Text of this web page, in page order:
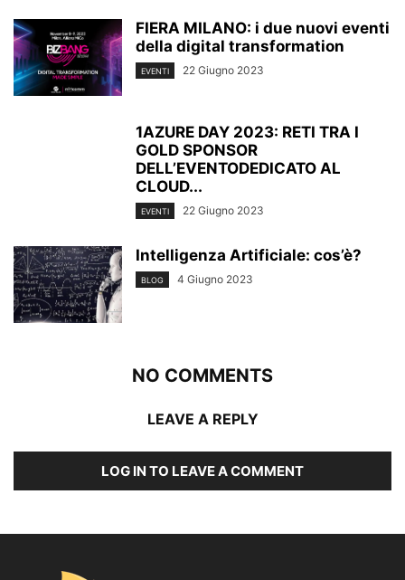
FIERA MILANO: i due nuovi eventi
della digital transformation
EVENTI 22 Giugno 2023
1AZURE DAY 2023: RETI TRA I
GOLD SPONSOR
DELL’EVENTODEDICATO AL
CLOUD...
EVENTI 22 Giugno 2023
Intelligenza Artificiale: cos’è?
BLOG 4 Giugno 2023
NO COMMENTS
LEAVE A REPLY
LOG IN TO LEAVE A COMMENT